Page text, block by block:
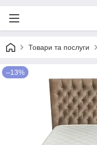
Товари та послуги
–13%